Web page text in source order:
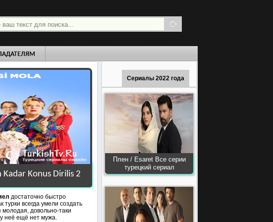
Сериалы 2022 года
Плен / Esaret Все серии
турецкий сериал
Konus Dirilis 2
достаточно быстро
турки всегда умели создать
довольно-таки
неё ещё нет мужа.